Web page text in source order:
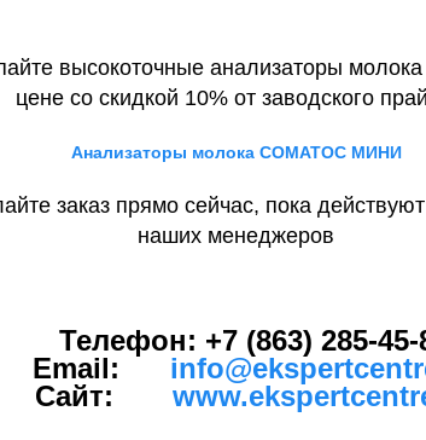
высокоточные анализаторы
цене со скидкой 10%от заводского
Анализаторы молока СОМАТОС МИНИ
заказ прямо сейчас, пока
наших менеджеров
Телефон: +7 (863) 285-45-
Email:
Сайт: